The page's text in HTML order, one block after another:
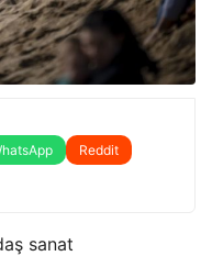
Reddit
sanat